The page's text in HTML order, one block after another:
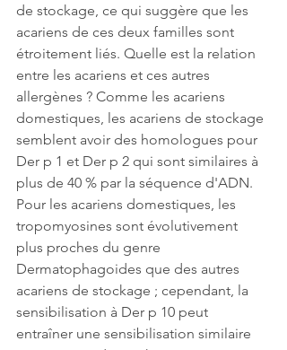
de stockage, ce qui suggère que les
acariens de ces deux familles sont
étroitement liés. Quelle est la relation
entre les acariens et ces autres
allergènes ? Comme les acariens
domestiques, les acariens de stockage
semblent avoir des homologues pour
Der p 1 et Der p 2 qui sont similaires à
plus de 40 % par la séquence d'ADN.
Pour les acariens domestiques, les
tropomyosines sont évolutivement
plus proches du genre
Dermatophagoides que des autres
acariens de stockage ; cependant, la
sensibilisation à Der p 10 peut
entraîner une sensibilisation similaire